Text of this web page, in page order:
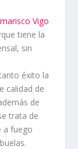
Vigo
tiene la
sin
éxito la
calidad de
de
trata de
a fuego